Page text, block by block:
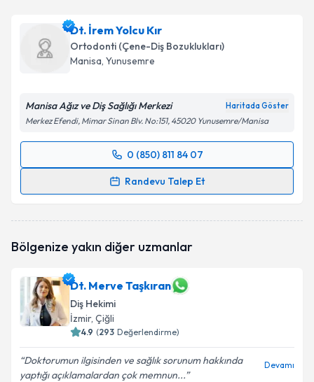
Dt. İrem Yolcu Kır
Ortodonti (Çene-Diş Bozuklukları)
Manisa, Yunusemre
Manisa Ağız ve Diş Sağlığı Merkezi Haritada Göster
Merkez Efendi, Mimar Sinan Blv. No:151, 45020 Yunusemre/Manisa
0 (850) 811 84 07
Randevu Talep Et
Randevu Takvimi Talebi
oluşturun. Size bu uzmandan randevu almanız için bir
Kişisel verilerimin işlenmesine ilişkin
Metni'ni okudum ve kişisel verilerimin belirtilen
kapsamda işlenmesini kabul ediyorum.
Bölgenize yakın diğer uzmanlar
Dt. Merve Taşkıran
Diş Hekimi
İzmir, Çiğli
4.9 (293 Değerlendirme)
Doktorumun ilgisinden ve sağlık sorunum hakkında
yaptığı açıklamalardan çok memnun...
Devamı